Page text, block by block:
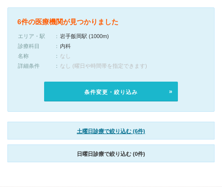
6件の医療機関が見つかりました
エリア・駅
岩手飯岡駅 (1000m)
診療科目
内科
名称
なし
詳細条件
なし (曜日や時間帯を指定できます)
条件変更・絞り込み
土曜日診療で絞り込む (6件)
日曜日診療で絞り込む (0件)